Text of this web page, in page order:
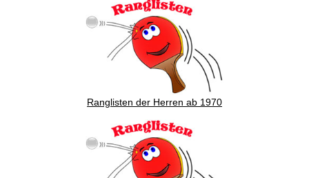
Ranglisten der Herren ab 1970